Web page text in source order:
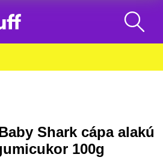
Shark cápa alakú
100g